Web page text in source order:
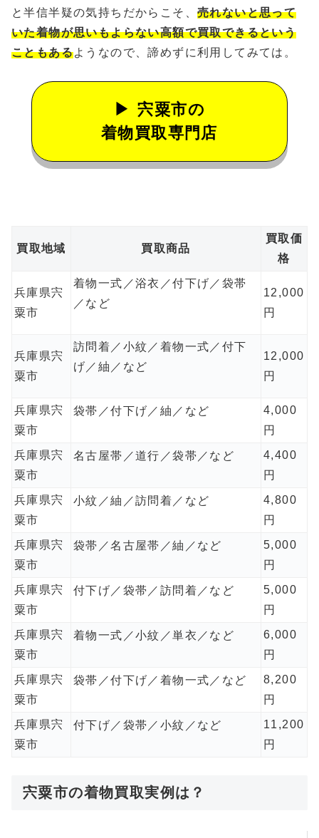
と半信半疑の気持ちだからこそ、 売れないと思って
いた着物が思いもよらない高額で買取できるという
こともあるようなので、諦めずに利用してみては。
宍粟市の
着物買取専門店
買取地域 買取商品
買取価
格
兵庫県宍
粟市
着物一式／浴衣／付下げ／袋帯
／など
12,000
円
兵庫県宍
粟市
訪問着／小紋／着物一式／付下
げ／紬／など
12,000
円
兵庫県宍
粟市
袋帯／付下げ／紬／など
4,000
円
兵庫県宍
粟市
名古屋帯／道行／袋帯／など
4,400
円
兵庫県宍
粟市
小紋／紬／訪問着／など
4,800
円
兵庫県宍
粟市
袋帯／名古屋帯／紬／など
5,000
円
兵庫県宍
粟市
付下げ／袋帯／訪問着／など
5,000
円
兵庫県宍
粟市
着物一式／小紋／単衣／など
6,000
円
兵庫県宍
粟市
袋帯／付下げ／着物一式／など
8,200
円
兵庫県宍
粟市
付下げ／袋帯／小紋／など
11,200
円
宍粟市の着物買取実例は？